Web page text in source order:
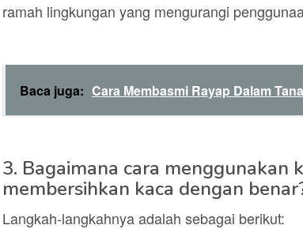
ramah lingkungan yang mengurangi
Baca juga: Cara Membasmi Rayap Dalam
3. Bagaimana cara menggunakan
membersihkan kaca dengan
Langkah-langkahnya adalah sebagai berikut: